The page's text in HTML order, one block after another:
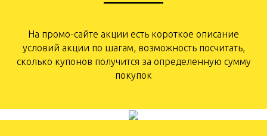
На промо-сайте акции есть короткое описание
условий акции по шагам, возможность посчитать,
сколько купонов получится за определенную сумму
покупок